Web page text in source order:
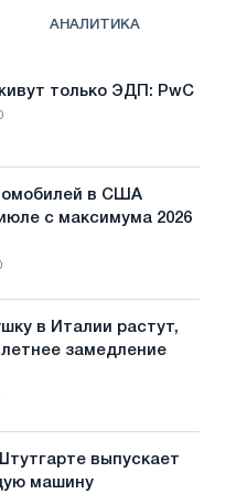
АНАЛИТИКА
только ЭДП: PwC
в США
с максимума 2026
в Италии растут,
замедление
выпускает
машину